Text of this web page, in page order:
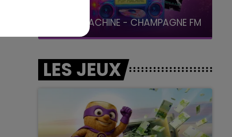
LA RADIO POP
LES JEUX